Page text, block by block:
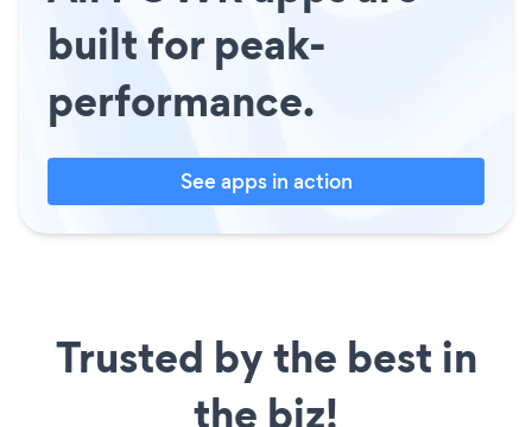
built for peak-
performance.
See apps in action
Trusted by the best in
the biz!